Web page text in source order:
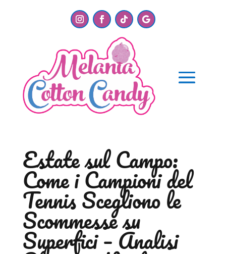
Estate sul Campo:
Come i Campioni del
Tennis Scegli­ono le
Scommesse su
Superfici – Analisi